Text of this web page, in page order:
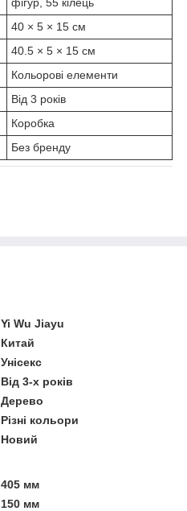
фігур, 55 кілець
40 × 5 × 15 см
40.5 × 5 × 15 см
Кольорові елементи
Від 3 років
Коробка
Без бренду
Yi Wu Jiayu
Китай
Унісекс
Від 3-х років
Дерево
Різні кольори
Новий
405 мм
150 мм